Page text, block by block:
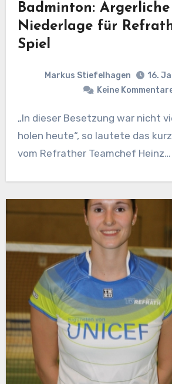
Badminton: Ärgerliche
Niederlage für
Spiel
Markus Stiefelhagen
16.
Keine
„In dieser Besetzung war nicht viel für uns zu
holen heute“, so lautete das
vom Refrather Teamchef Heinz…